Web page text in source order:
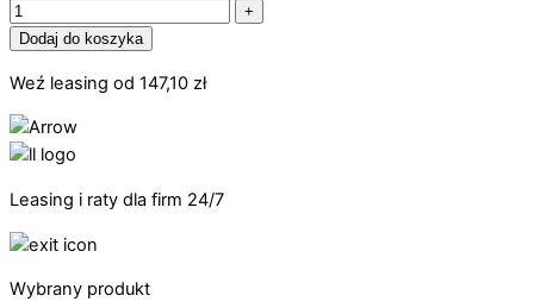
+
Dodaj do koszyka
Weź leasing od 147,10 zł
Leasing i raty dla firm 24/7
Wybrany produkt